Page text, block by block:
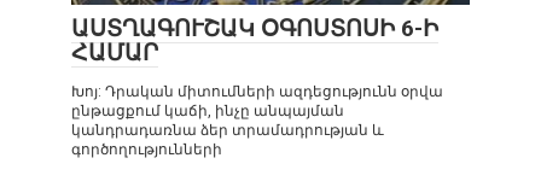
ԱՍՏՂԱԳՈՒՇԱԿ ՕԳՈՍՏՈՍԻ 6-Ի
ՀԱՄԱՐ
Խոյ: Դրական միտումների ազդեցությունն օրվա
ընթացքում կաճի, ինչը անպայման
կանդրադառնա ձեր տրամադրության և
գործողությունների